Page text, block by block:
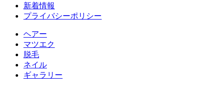
新着情報
プライバシーポリシー
ヘアー
マツエク
脱毛
ネイル
ギャラリー